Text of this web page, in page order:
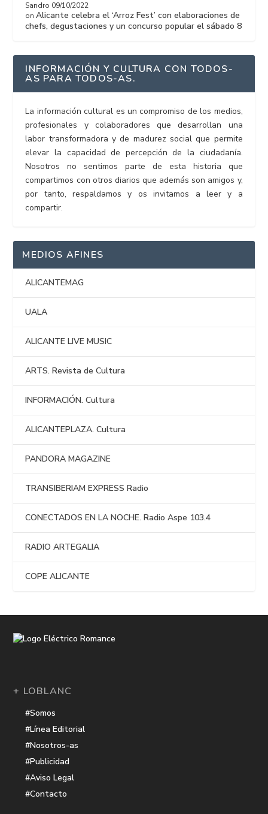
Sandro 09/10/2022
onAlicante celebra el ‘Arroz Fest’ con elaboraciones de
chefs, degustaciones y un concurso popular el sábado 8
INFORMACIÓN Y CULTURA CON TODOS-
AS PARA TODOS-AS.
La información cultural es un compromiso de los medios,
profesionales y colaboradores que desarrollan una
labor transformadora y de madurez social que permite
elevar la capacidad de percepción de la ciudadanía.
Nosotros no sentimos parte de esta historia que
compartimos con otros diarios que además son amigos y,
por tanto, respaldamos y os invitamos a leer y a
compartir.
MEDIOS AFINES
ALICANTEMAG
UALA
ALICANTE LIVE MUSIC
ARTS. Revista de Cultura
INFORMACIÓN. Cultura
ALICANTEPLAZA. Cultura
PANDORA MAGAZINE
TRANSIBERIAM EXPRESS Radio
CONECTADOS EN LA NOCHE. Radio Aspe 103.4
RADIO ARTEGALIA
COPE ALICANTE
+ LOBLANC
#Somos
#Línea Editorial
#Nosotros-as
#Publicidad
#Aviso Legal
#Contacto